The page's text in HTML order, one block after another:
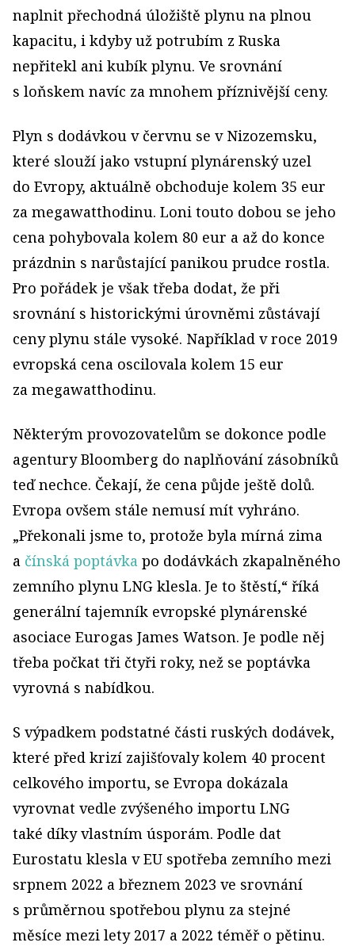
naplnit přechodná úložiště plynu na plnou
kapacitu, i kdyby už potrubím z Ruska
nepřitekl ani kubík plynu. Ve srovnání
s loňskem navíc za mnohem příznivější ceny.
Plyn s dodávkou v červnu se v Nizozemsku,
které slouží jako vstupní plynárenský uzel
do Evropy, aktuálně obchoduje kolem 35 eur
za megawatthodinu. Loni touto dobou se jeho
cena pohybovala kolem 80 eur a až do konce
prázdnin s narůstající panikou prudce rostla.
Pro pořádek je však třeba dodat, že při
srovnání s historickými úrovněmi zůstávají
ceny plynu stále vysoké. Například v roce 2019
evropská cena oscilovala kolem 15 eur
za megawatthodinu.
Některým provozovatelům se dokonce podle
agentury Bloomberg do naplňování zásobníků
teď nechce. Čekají, že cena půjde ještě dolů.
Evropa ovšem stále nemusí mít vyhráno.
„Překonali jsme to, protože byla mírná zima
a čínská poptávka po dodávkách zkapalněného
zemního plynu LNG klesla. Je to štěstí,“ říká
generální tajemník evropské plynárenské
asociace Eurogas James Watson. Je podle něj
třeba počkat tři čtyři roky, než se poptávka
vyrovná s nabídkou.
S výpadkem podstatné části ruských dodávek,
které před krizí zajišťovaly kolem 40 procent
celkového importu, se Evropa dokázala
vyrovnat vedle zvýšeného importu LNG
také díky vlastním úsporám. Podle dat
Eurostatu klesla v EU spotřeba zemního mezi
srpnem 2022 a březnem 2023 ve srovnání
s průměrnou spotřebou plynu za stejné
měsíce mezi lety 2017 a 2022 téměř o pětinu.